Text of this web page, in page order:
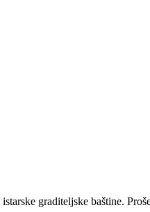
graditeljske baštine.